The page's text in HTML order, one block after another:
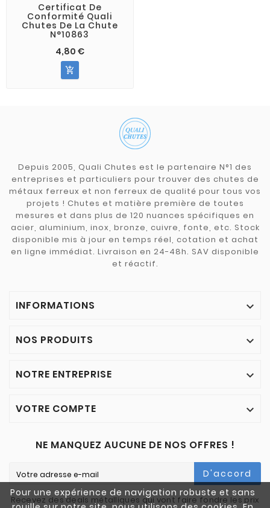
Pour une expérience de navigation robuste et sans
Certificat De
Conformité Quali
Chutes De La Chute
N°10863
4,80 €

Depuis 2005, Quali Chutes est le partenaire N°1 des
entreprises et particuliers pour trouver des chutes de
métaux ferreux et non ferreux de qualité pour tous vos
projets ! Chutes et matière première de toutes
mesures et dans plus de 120 nuances spécifiques en
acier, aluminium, inox, bronze, cuivre, fonte, etc. Stock
disponible mis à jour en temps réel, cotation et achat
en ligne immédiat. Livraison en 24-48h. SAV disponible
et réactif.
INFORMATIONS 
NOS PRODUITS 
NOTRE ENTREPRISE 
VOTRE COMPTE 
NE MANQUEZ AUCUNE DE NOS OFFRES !
D'accord
Recevez des deals métalliques qui vont faire fondre les prix